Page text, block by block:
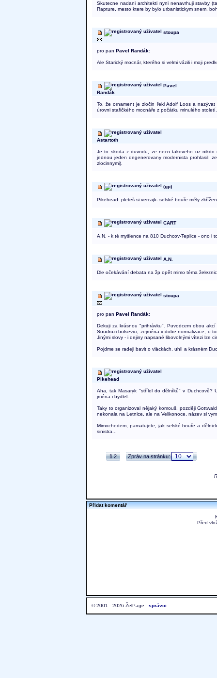
Skutecne nadani architekti nyni nenavrhuji stavby
Rapture, mesto ktere by bylo urbanistickym snem,
stoupa
pro pan Pavel Randák:
Ale Starický mocnár, kterého si velmi vázili i moji
Pavel
Randák
To, že ornament je zločin řekl Adolf Loos a
úrovni stařičkého mocnáře z počátku minulého století.
Astartoth
Je to skoda z duvodu, ze neco takoveho uz nikdo
jednou jeden degenerovany modernista prohlasil,
zlocinnymi).
(gp)
Pikehead: pleteš si vercajk- selské bouře měly
CART
A.N. - k té myšlence na 810 Duchcov-Teplice - ono
A.N.
Dle očekávání debata na žp opět mimo téma
stoupa
pro pan Pavel Randák:
Dekuji za krásnou "prihrávku". Puvodcem obou
Soudruzi bolsevici, zejména v dobe normalizace, o
Jinými slovy - i dejiny napsané libovolnými vítezi lze
Pojdme se radeji bavit o vláckách, uhlí a krásném
Pikehead
Aha, tak Masaryk "střílel do dělníků" v Duchcově?
jména i bydlel.
Taky to organizoval nějaký komouš, později
nekonala na Letnice, ale na Velikonoce, název si
Mimochodem, pamatujete, jak selské bouře a
sinistra...
1 2 Zpráv na stránku:
Přidat komentář
Před
© 2001 - 2026 ŽelPage - správci